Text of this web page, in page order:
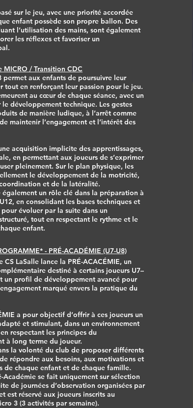
sur le jeu, avec une priorité accordée
enfant possède son propre ballon. Des
l’utilisation des mains, sont également
les réflexes et favoriser un
MICRO / Transition CDC
permet aux enfants de poursuivre leur
tout en renforçant leur passion pour le jeu.
au cœur de chaque séance, avec un
développement technique. Les gestes
de manière ludique, à l’arrêt comme
maintenir l’engagement et l’intérêt des
acquisition implicite des apprentissages,
en permettant aux joueurs de s’exprimer
pleinement. Sur le plan physique, les
le développement de la motricité,
et de la latéralité.
un rôle clé dans la préparation à
en consolidant les bases techniques et
évoluer par la suite dans un
tout en respectant le rythme et le
enfant.
- PRÉ-ACADÉMIE (U7-U8)
CS LaSalle lance la PRÉ-ACACÉMIE, un
destiné à certains joueurs U7–
un profil de développement avancé pour
marqué envers la pratique du
a pour objectif d’offrir à ces joueurs un
et stimulant, dans un environnement
respectant les principes du
à long terme du joueur.
la volonté du club de proposer différents
répondre aux besoins, aux motivations et
de chaque enfant et de chaque famille.
Académie se fait uniquement sur sélection
de journées d’observation organisées par
est réservé aux joueurs inscrits au
3 (3 activités par semaine).